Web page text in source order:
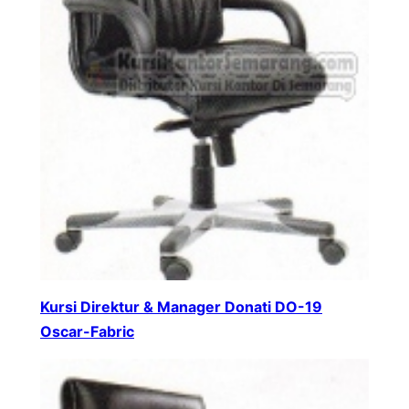
Kursi Direktur & Manager Donati DO-19
Oscar-Fabric